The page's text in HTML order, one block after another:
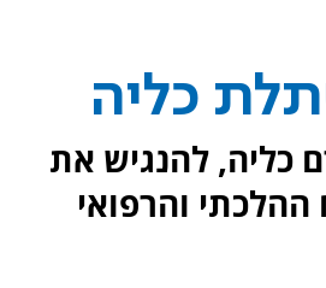
כליה
כליה, להנגיש את
והרפואי